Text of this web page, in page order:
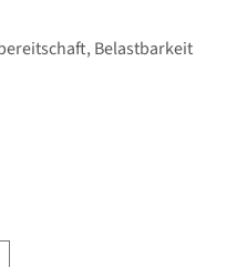
Belastbarkeit